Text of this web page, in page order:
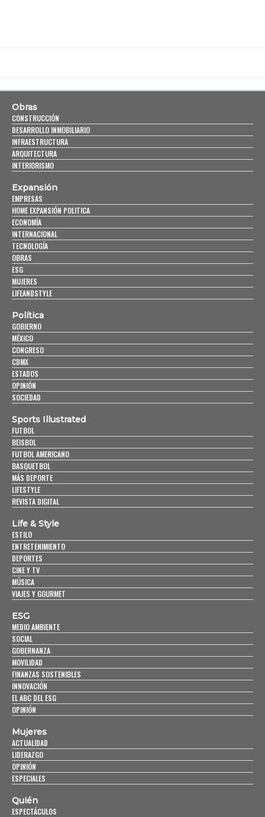
Obras
CONSTRUCCIÓN
DESARROLLO INMOBILIARIO
INFRAESTRUCTURA
ARQUITECTURA
INTERIORISMO
Expansión
EMPRESAS
HOME EXPANSIÓN POLITICA
ECONOMÍA
INTERNACIONAL
TECNOLOGÍA
OBRAS
ESG
MUJERES
LIFEANDSTYLE
Política
GOBIERNO
MÉXICO
CONGRESO
CDMX
ESTADOS
OPINIÓN
SOCIEDAD
Sports Illustrated
FUTBOL
BEISBOL
FUTBOL AMERICANO
BASQUETBOL
MÁS DEPORTE
LIFESTYLE
REVISTA DIGITAL
Life & Style
ESTILO
ENTRETENIMIENTO
DEPORTES
CINE Y TV
MÚSICA
VIAJES Y GOURMET
ESG
MEDIO AMBIENTE
SOCIAL
GOBERNANZA
MOVILIDAD
FINANZAS SOSTENIBLES
INNOVACIÓN
EL ABC DEL ESG
OPINIÓN
Mujeres
ACTUALIDAD
LIDERAZGO
OPINIÓN
ESPECIALES
Quién
ESPECTÁCULOS